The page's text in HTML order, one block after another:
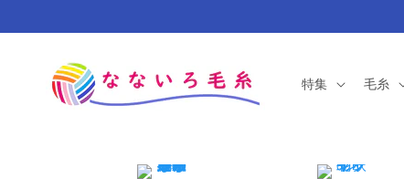
進む
特集 毛糸